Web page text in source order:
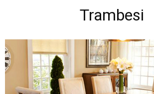
Trambesi